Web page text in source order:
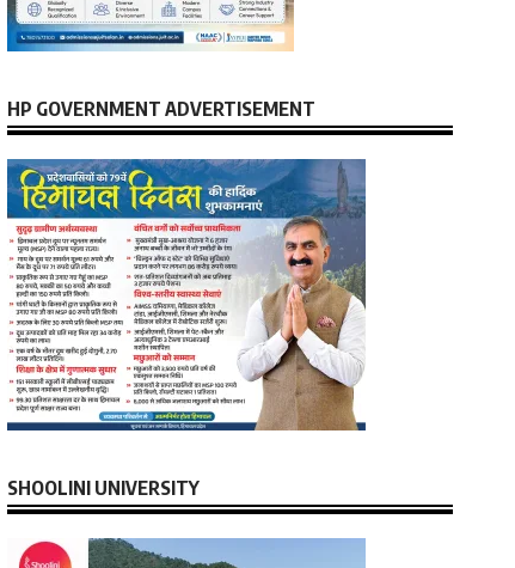
HP GOVERNMENT ADVERTISEMENT
SHOOLINI UNIVERSITY